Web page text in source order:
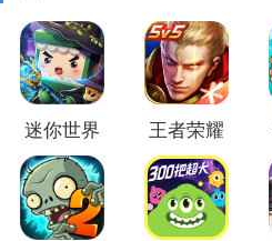
迷你世界 王者荣耀